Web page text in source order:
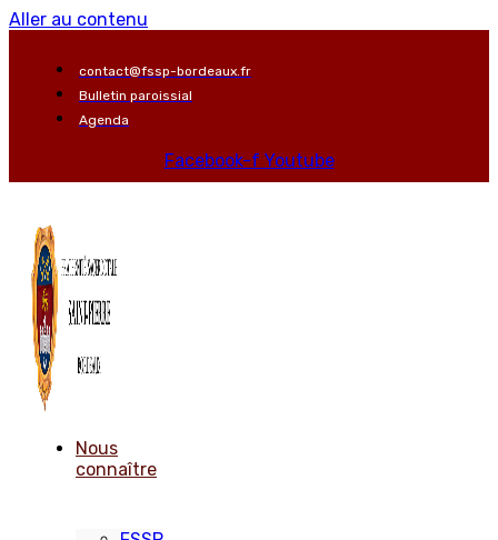
Aller au contenu
contact@fssp-bordeaux.fr
Bulletin paroissial
Agenda
Facebook-f Youtube
Nous
connaître